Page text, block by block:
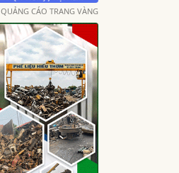
QUẢNG CÁO TRANG VÀNG